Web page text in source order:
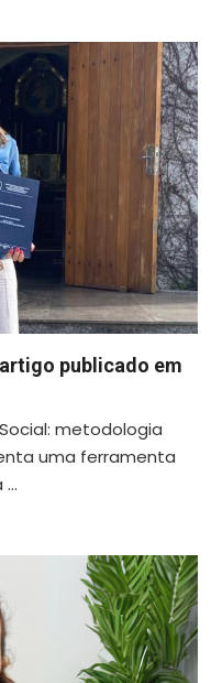
publicado em
metodologia
uma ferramenta